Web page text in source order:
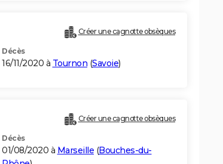
Créer une cagnotte obsèques
Décès
16/11/2020 à Tournon (Savoie)
Créer une cagnotte obsèques
Décès
01/08/2020 à Marseille (Bouches-du-